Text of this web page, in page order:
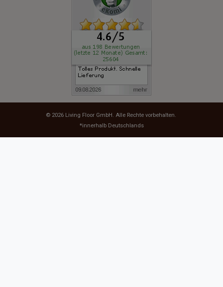
© 2026 Living Floor GmbH . Alle Rechte vorbehalten.
*innerhalb Deutschlands